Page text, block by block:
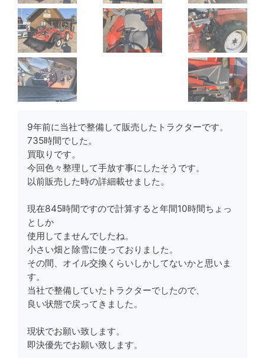
9年前に当社で整備して販売したトラクターです。
735時間でした。
買取りです。
今回色々整理して手放す事にしたそうです。
以前販売した時の詳細載せました。
現在845時間ですので計算すると年間10時間ちょっ
としか
使用してませんでしたね。
小さい畑と除雪に使っておりました。
その間、オイル交換くらいしかしてないかと思いま
す。
当社で整備していたトラクターでしたので、
良い状態で戻ってきました。
現状でお願い致します。
即決優先でお願い致します。